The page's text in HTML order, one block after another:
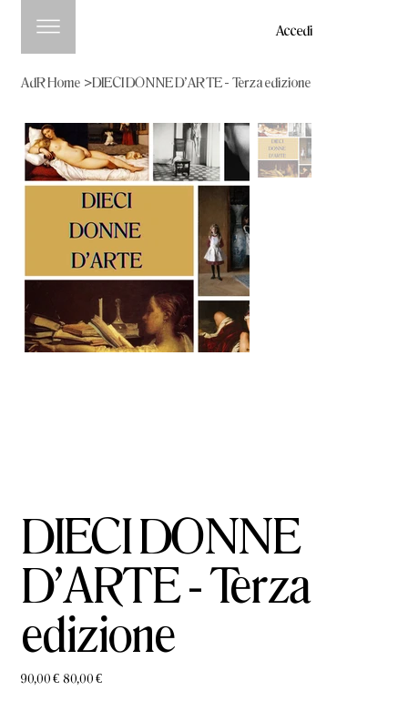
Accedi
AdR Home >DIECI DONNE D'ARTE - Terza edizione
DIECI DONNE
D'ARTE - Terza
edizione
Prezzo
originale
90,00 € Prezzo
scontato
80,00 €